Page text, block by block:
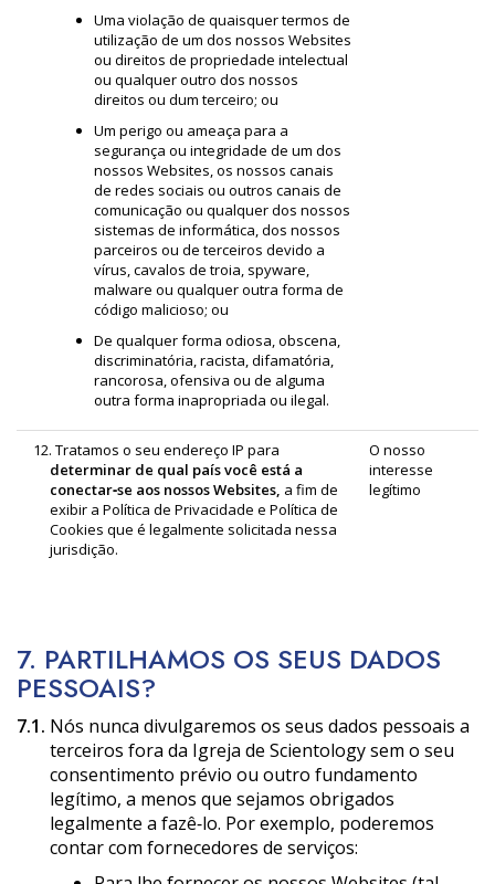
Uma violação de quaisquer termos de
utilização de um dos nossos Websites
ou direitos de propriedade intelectual
ou qualquer outro dos nossos
direitos ou dum terceiro; ou
Um perigo ou ameaça para a
segurança ou integridade de um dos
nossos Websites, os nossos canais
de redes sociais ou outros canais de
comunicação ou qualquer dos nossos
sistemas de informática, dos nossos
parceiros ou de terceiros devido a
vírus, cavalos de troia, spyware,
malware ou qualquer outra forma de
código malicioso; ou
De qualquer forma odiosa, obscena,
discriminatória, racista, difamatória,
rancorosa, ofensiva ou de alguma
outra forma inapropriada ou ilegal.
12. Tratamos o seu endereço IP para
determinar de qual país você está a
conectar‑se aos nossos Websites, a fim de
exibir a Política de Privacidade e Política de
Cookies que é legalmente solicitada nessa
jurisdição.
O nosso
interesse
legítimo
7. PARTILHAMOS OS SEUS DADOS
PESSOAIS?
7.1. Nós nunca divulgaremos os seus dados pessoais a
terceiros fora da Igreja de Scientology sem o seu
consentimento prévio ou outro fundamento
legítimo, a menos que sejamos obrigados
legalmente a fazê‑lo. Por exemplo, poderemos
contar com fornecedores de serviços: